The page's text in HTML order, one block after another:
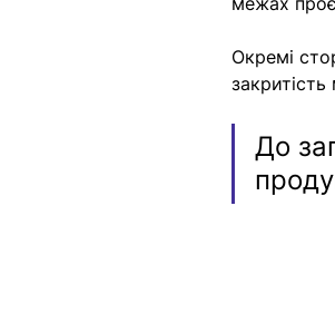
Окремі
закритість
До